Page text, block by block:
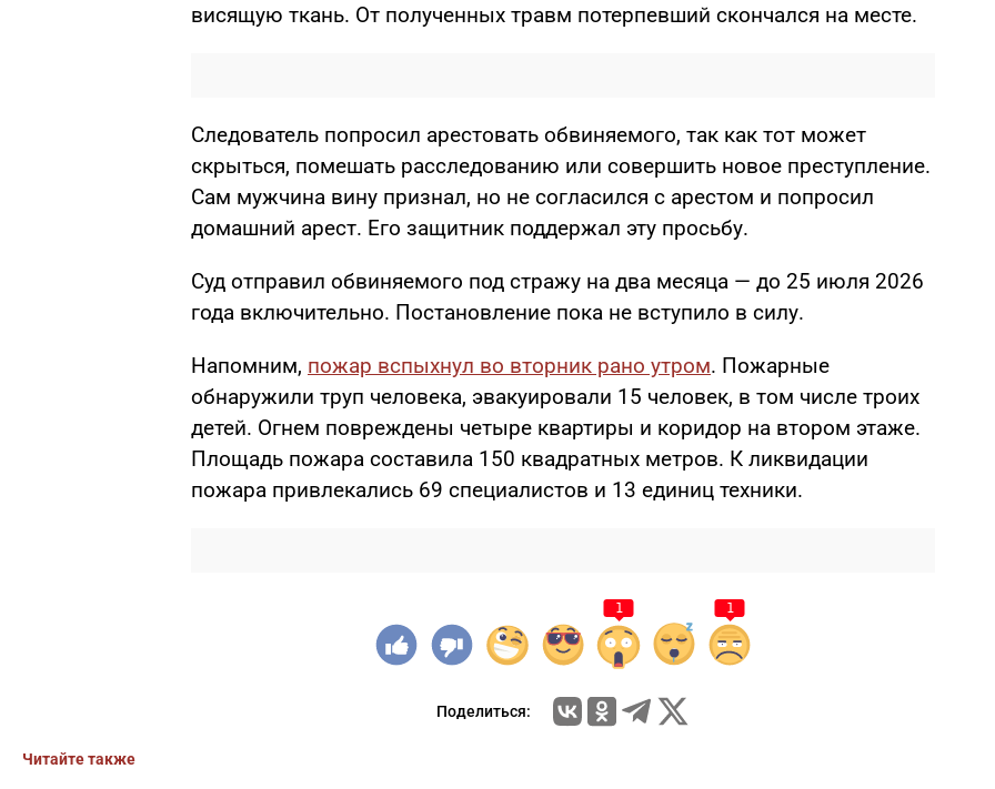
висящую ткань. От полученных травм потерпевший скончался на месте.
Следователь попросил арестовать обвиняемого, так как тот может
скрыться, помешать расследованию или совершить новое преступление.
Сам мужчина вину признал, но не согласился с арестом и попросил
домашний арест. Его защитник поддержал эту просьбу.
Суд отправил обвиняемого под стражу на два месяца — до 25 июля 2026
года включительно. Постановление пока не вступило в силу.
Напомним, пожар вспыхнул во вторник рано утром. Пожарные
обнаружили труп человека, эвакуировали 15 человек, в том числе троих
детей. Огнем повреждены четыре квартиры и коридор на втором этаже.
Площадь пожара составила 150 квадратных метров. К ликвидации
пожара привлекались 69 специалистов и 13 единиц техники.
1 1
Поделиться:
Читайте также